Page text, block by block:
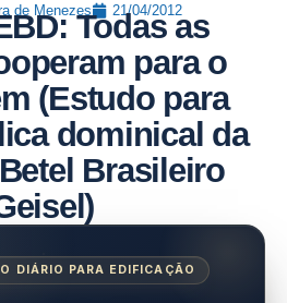
de Menezes 21/04/2012
Todas as
para o
(Estudo para
dominical da
Brasileiro
DIÁRIO PARA EDIFICAÇÃO